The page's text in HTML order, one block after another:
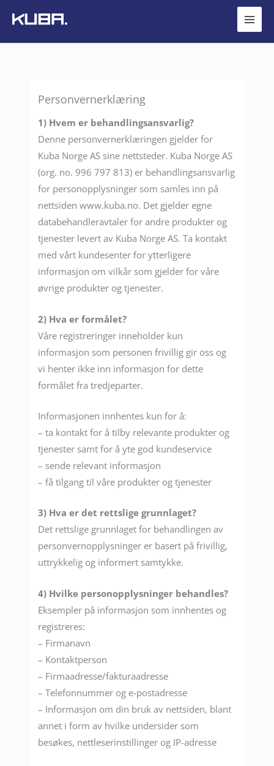
rett
til
Personvernerklæring
1) Hvem er behandlingsansvarlig?
Denne personvernerklæringen gjelder for
Kuba Norge AS sine nettsteder. Kuba Norge AS
(org. no. 996 797 813) er behandlingsansvarlig
for personopplysninger som samles inn på
nettsiden www.kuba.no. Det gjelder egne
databehandleravtaler for andre produkter og
tjenester levert av Kuba Norge AS. Ta kontakt
med vårt kundesenter for ytterligere
informasjon om vilkår som gjelder for våre
øvrige produkter og tjenester.
2) Hva er formålet?
Våre registreringer inneholder kun
informasjon som personen frivillig gir oss og
vi henter ikke inn informasjon for dette
formålet fra tredjeparter.
Informasjonen innhentes kun for å:
– ta kontakt for å tilby relevante produkter og
tjenester samt for å yte god kundeservice
– sende relevant informasjon
– få tilgang til våre produkter og tjenester
3) Hva er det rettslige grunnlaget?
Det rettslige grunnlaget for behandlingen av
personvernopplysninger er basert på frivillig,
uttrykkelig og informert samtykke.
4) Hvilke personopplysninger behandles?
Eksempler på informasjon som innhentes og
registreres:
– Firmanavn
– Kontaktperson
– Firmaadresse/fakturaadresse
– Telefonnummer og e-postadresse
– Informasjon om din bruk av nettsiden, blant
annet i form av hvilke undersider som
besøkes, nettleserinstillinger og IP-adresse